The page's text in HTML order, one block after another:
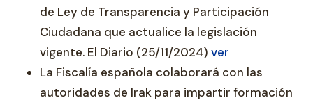
de Ley de Transparencia y Participación
Ciudadana que actualice la legislación
vigente. El Diario (25/11/2024) ver
La Fiscalía española colaborará con las
autoridades de Irak para impartir formación